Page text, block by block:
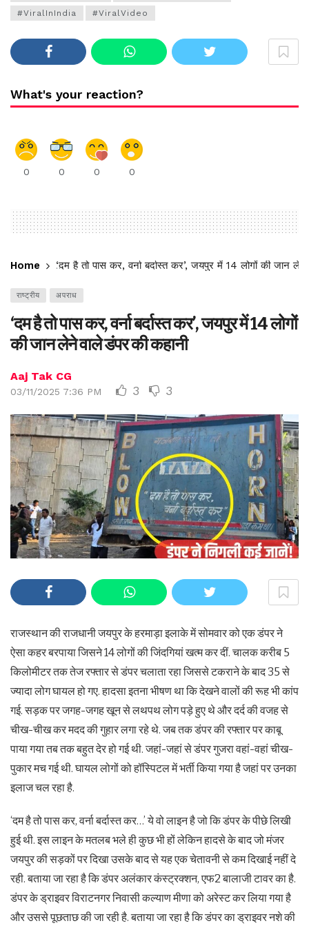
#ViralInIndia
#ViralVideo
What's your reaction?
0 0 0 0
Home ‘दम है तो पास कर, वर्ना बर्दास्त कर’, जयपुर में 14 लोगों की जान
राष्ट्रीय अपराध
‘दम है तो पास कर, वर्ना बर्दास्त कर’, जयपुर में 14 लोगों
की जान लेने वाले डंपर की कहानी
Aaj Tak CG
03/11/2025 7:36 PM 3 3
राजस्थान की राजधानी जयपुर के हरमाड़ा इलाके में सोमवार को एक डंपर ने
ऐसा कहर बरपाया जिसने 14 लोगों की जिंदगियां खत्म कर दीं. चालक करीब 5
किलोमीटर तक तेज रफ्तार से डंपर चलाता रहा जिससे टकराने के बाद 35 से
ज्यादा लोग घायल हो गए. हादसा इतना भीषण था कि देखने वालों की रूह भी कांप
गई. सड़क पर जगह-जगह खून से लथपथ लोग पड़े हुए थे और दर्द की वजह से
चीख-चीख कर मदद की गुहार लगा रहे थे. जब तक डंपर की रफ्तार पर काबू
पाया गया तब तक बहुत देर हो गई थी. जहां-जहां से डंपर गुजरा वहां-वहां चीख-
पुकार मच गई थी. घायल लोगों को हॉस्पिटल में भर्ती किया गया है जहां पर उनका
इलाज चल रहा है.
‘दम है तो पास कर, वर्ना बर्दास्त कर…’ ये वो लाइन है जो कि डंपर के पीछे लिखी
हुई थी. इस लाइन के मतलब भले ही कुछ भी हों लेकिन हादसे के बाद जो मंजर
जयपुर की सड़कों पर दिखा उसके बाद से यह एक चेतावनी से कम दिखाई नहीं दे
रही. बताया जा रहा है कि डंपर अलंकार कंस्ट्रक्शन, एफ2 बालाजी टावर का है.
डंपर के ड्राइवर विराटनगर निवासी कल्याण मीणा को अरेस्ट कर लिया गया है
और उससे पूछताछ की जा रही है. बताया जा रहा है कि डंपर का ड्राइवर नशे की